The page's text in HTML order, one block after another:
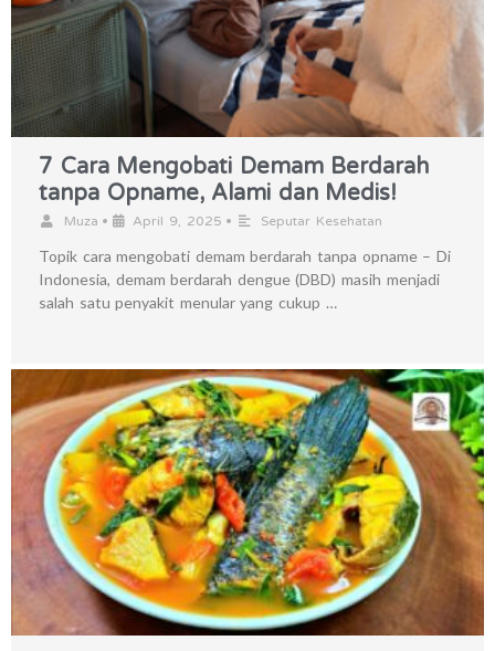
7 Cara Mengobati Demam Berdarah
tanpa Opname, Alami dan Medis!
Muza • April 9, 2025 • Seputar Kesehatan
Topik cara mengobati demam berdarah tanpa opname – Di
Indonesia, demam berdarah dengue (DBD) masih menjadi
salah satu penyakit menular yang cukup …